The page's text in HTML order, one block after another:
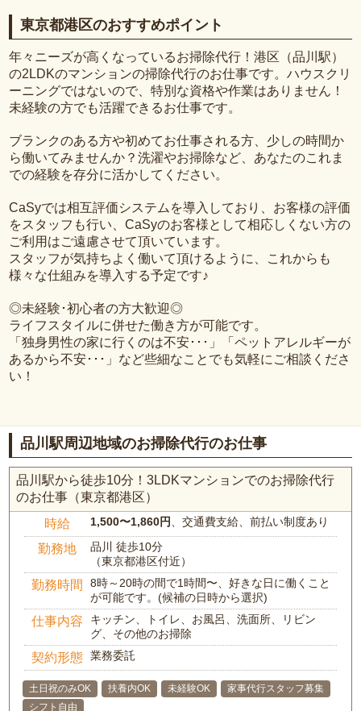
東京都港区のおすすめポイント
年々ニーズが高くなっているお掃除代行！港区（品川駅）
の2LDKのマンションの掃除代行のお仕事です。ハウスクリ
ーニングではないので、特別な資格や作業はありません！
未経験の方でも活躍できるお仕事です。
ブランクのある方や初めてお仕事される方、少しの時間か
ら働いてみませんか？洗濯やお掃除など、あなたのこれま
での経験を存分に活かしてください。
CaSyでは相互評価システムを導入しており、お客様の評価
をスタッフも行い、CaSyのお客様として相応しくない方の
ご利用はご遠慮させて頂いています。
スタッフが気持ちよく働いて頂けるように、これからも
様々な仕組みを導入する予定です♪
◎未経験･初心者の方大歓迎◎
ライフスタイルに併せた働き方が可能です。
「独身男性の家に行くのは不安･･･」「ペットアレルギーが
あるから不安･･･」など些細なことでも気軽にご相談くださ
い！
品川駅周辺地域のお掃除代行のお仕事
品川駅から徒歩10分！3LDKマンションでのお掃除代行
のお仕事（東京都港区）
時給 1,500〜1,860円、交通費支給、前払い制度あり
勤務地
品川 徒歩10分
（東京都港区付近）
勤務時間
8時～20時の間で1時間〜、好きな日に働くこと
が可能です。(候補の日時から選択)
仕事内容
キッチン、トイレ、お風呂、洗面所、リビン
グ、その他のお掃除
契約形態 業務委託
土日祝のみOK 扶養内OK 未経験OK
家事代行スタッフ募集
シフト自由